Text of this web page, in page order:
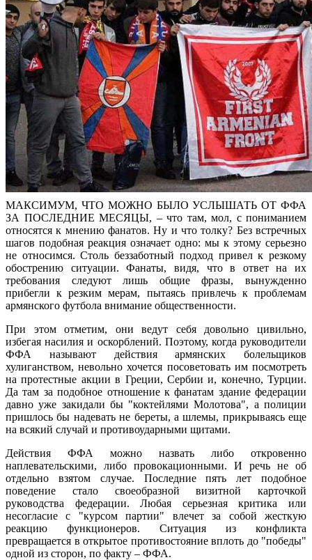
МАКСИМУМ, ЧТО МОЖНО БЫЛО УСЛЫШАТЬ ОТ ФФА
ЗА ПОСЛЕДНИЕ МЕСЯЦЫ, – что там, мол, с пониманием
относятся к мнению фанатов. Ну и что толку? Без встречных
шагов подобная реакция означает одно: мы к этому серьезно
не относимся. Столь беззаботный подход привел к резкому
обострению ситуации. Фанаты, видя, что в ответ на их
требования следуют лишь общие фразы, вынужденно
прибегли к резким мерам, пытаясь привлечь к проблемам
армянского футбола внимание общественности.
При этом отметим, они ведут себя довольно цивильно,
избегая насилия и оскорблений. Поэтому, когда руководители
ФФА называют действия армянских болельщиков
хулиганством, невольно хочется посоветовать им посмотреть
на протестные акции в Греции, Сербии и, конечно, Турции.
Да там за подобное отношение к фанатам здание федерации
давно уже закидали бы "коктейлями Молотова", а полиции
пришлось бы надевать не береты, а шлемы, прикрываясь еще
на всякий случай и противоударными щитами.
Действия ФФА можно назвать либо откровенно
наплевательскими, либо провокационными. И речь не об
отдельно взятом случае. Последние пять лет подобное
поведение стало своеобразной визитной карточкой
руководства федерации. Любая серьезная критика или
несогласие с "курсом партии" влечет за собой жесткую
реакцию функционеров. Ситуация из конфликта
превращается в открытое противостояние вплоть до "победы"
одной из сторон, по факту – ФФА.